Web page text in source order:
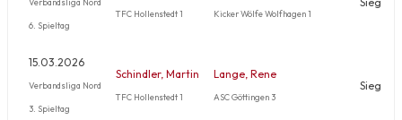
6. Spieltag
TFC Hollenstedt 1 Kicker Wölfe Wolfhagen 1
15.03.2026
Verbandsliga Nord
3. Spieltag
Schindler, Martin
TFC Hollenstedt 1
Lange, Rene
ASC Göttingen 3
Sieg